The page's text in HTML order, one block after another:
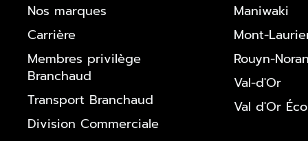
Nos marques
Carrière
Membres privilège
Branchaud
Transport Branchaud
Division Commerciale
Maniwaki
Mont-
Rouyn-
Val-d'Or
Val d'Or